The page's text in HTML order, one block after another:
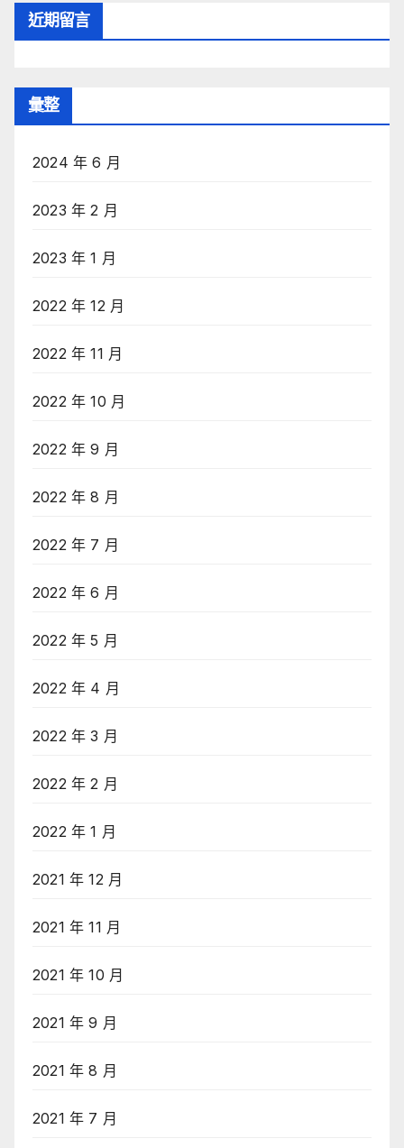
近期留言
彙整
2024 年 6 月
2023 年 2 月
2023 年 1 月
2022 年 12 月
2022 年 11 月
2022 年 10 月
2022 年 9 月
2022 年 8 月
2022 年 7 月
2022 年 6 月
2022 年 5 月
2022 年 4 月
2022 年 3 月
2022 年 2 月
2022 年 1 月
2021 年 12 月
2021 年 11 月
2021 年 10 月
2021 年 9 月
2021 年 8 月
2021 年 7 月